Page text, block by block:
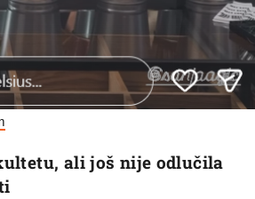
ali još nije odlučila